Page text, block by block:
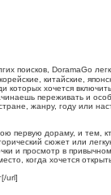
поисков, DoramaGo
китайские,
хочется
переживать и
жанру, году или
первую дораму, и тем,
сюжет или
и просмотр в
когда хочется
url]